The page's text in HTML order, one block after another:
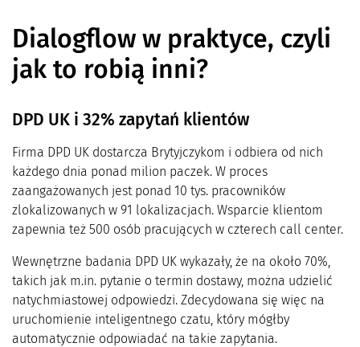
Dialogflow w praktyce, czyli
jak to robią inni?
DPD UK i 32% zapytań klientów
Firma DPD UK dostarcza Brytyjczykom i odbiera od nich
każdego dnia ponad milion paczek. W proces
zaangażowanych jest ponad 10 tys. pracowników
zlokalizowanych w 91 lokalizacjach. Wsparcie klientom
zapewnia też 500 osób pracujących w czterech call center.
Wewnętrzne badania DPD UK wykazały, że na około 70%,
takich jak m.in. pytanie o termin dostawy, można udzielić
natychmiastowej odpowiedzi. Zdecydowana się więc na
uruchomienie inteligentnego czatu, który mógłby
automatycznie odpowiadać na takie zapytania.